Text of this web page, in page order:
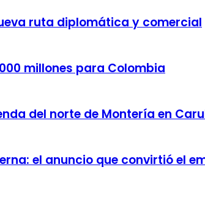
ruta diplomática y comercial
millones para Colombia
del norte de Montería en
el anuncio que convirtió el